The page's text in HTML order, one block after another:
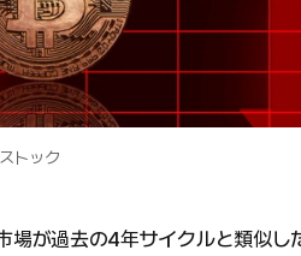
トック
場が過去の4年サイクルと類似